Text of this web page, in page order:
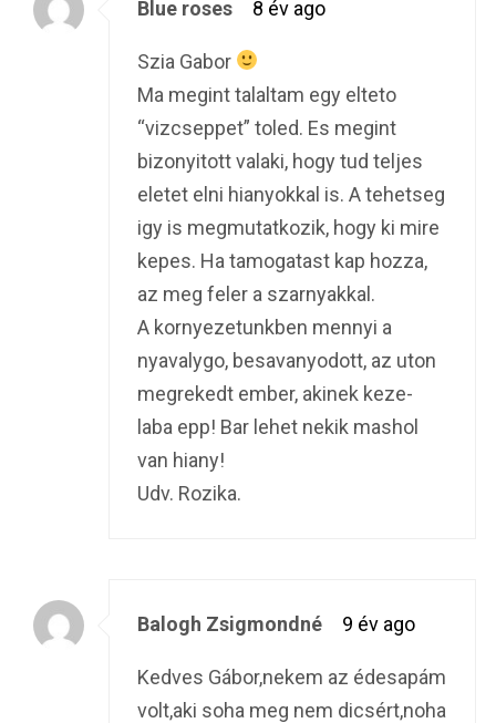
Blue roses 8 év ago
Szia Gabor
Ma megint talaltam egy elteto
“vizcseppet” toled. Es megint
bizonyitott valaki, hogy tud teljes
eletet elni hianyokkal is. A tehetseg
igy is megmutatkozik, hogy ki mire
kepes. Ha tamogatast kap hozza,
az meg feler a szarnyakkal.
A kornyezetunkben mennyi a
nyavalygo, besavanyodott, az uton
megrekedt ember, akinek keze-
laba epp! Bar lehet nekik mashol
van hiany!
Udv. Rozika.
Balogh Zsigmondné 9 év ago
Kedves Gábor,nekem az édesapám
volt,aki soha meg nem dicsért,noha